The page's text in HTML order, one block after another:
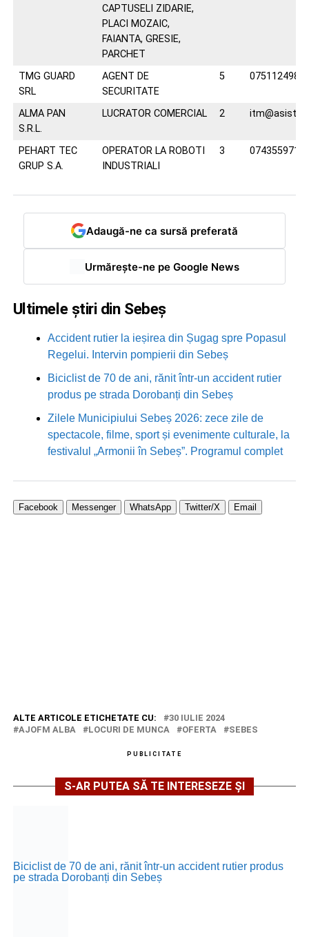
CAPTUSELI ZIDARIE,
PLACI MOZAIC,
FAIANTA, GRESIE,
PARCHET
TMG GUARD
SRL
AGENT DE
SECURITATE
5 0751124982
ALMA PAN
S.R.L.
LUCRATOR COMERCIAL 2
PEHART TEC
GRUP S.A.
OPERATOR LA ROBOTI
INDUSTRIALI
3 0743559716
Adaugă-ne ca sursă preferată
Urmărește-ne pe Google News
Ultimele știri din Sebeș
Accident rutier la ieșirea din Șugag spre Popasul
Regelui. Intervin pompierii din Sebeș
Biciclist de 70 de ani, rănit într-un accident rutier
produs pe strada Dorobanți din Sebeș
Zilele Municipiului Sebeș 2026: zece zile de
spectacole, filme, sport și evenimente culturale, la
festivalul „Armonii în Sebeș”. Programul complet
Facebook Messenger WhatsApp Twitter/X Email
ALTE ARTICOLE ETICHETATE CU:
30 IULIE 2024
AJOFM ALBA
LOCURI DE MUNCA OFERTA SEBES
PUBLICITATE
S-AR PUTEA SĂ TE INTERESEZE ȘI
Biciclist de 70 de ani, rănit într-un accident rutier produs
pe strada Dorobanți din Sebeș